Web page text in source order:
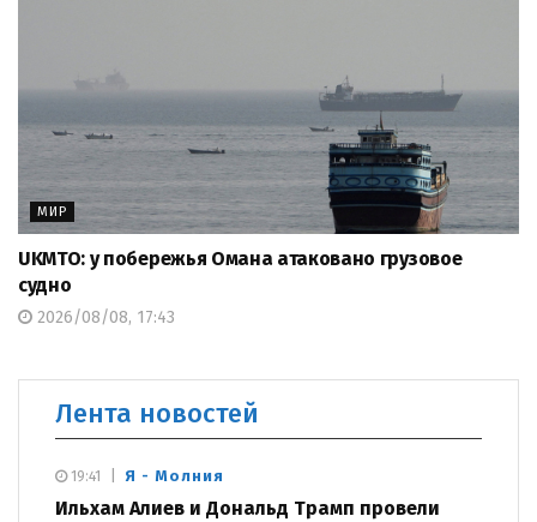
МИР
UKMTO: у побережья Омана атаковано грузовое
судно
2026/08/08, 17:43
Лента новостей
Я - Молния
Ильхам Алиев и Дональд Трамп провели
19:41